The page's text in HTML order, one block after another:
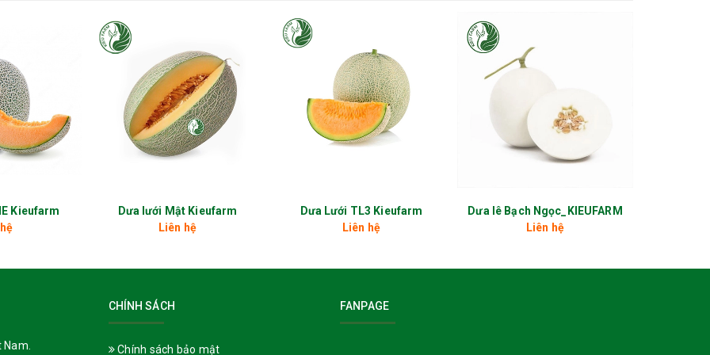
Gold:
vào mô cây giúp tiêu diệt nấm từ bên trong, ngăn ngừa tái phát.
vệ bên ngoài lá, ngăn chặn bào tử nấm xâm nhập.
quả phòng trị trong điều kiện mưa gió.
đương 200g/200 lít nước/ha).
Kieufarm
Dưa lưới Mật Kieufarm
Liên hệ
Dưa Lưới TL3 Kieufarm
Liên hệ
Dưa lê Bạch Ngọc_KIEUFARM
Liên hệ
CHÍNH SÁCH
Chính sách bảo mật
FANPAGE